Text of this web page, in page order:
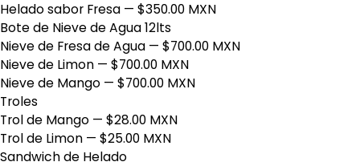
Helado sabor Fresa — $350.00 MXN
Bote de Nieve de Agua 12lts
Nieve de Fresa de Agua — $700.00 MXN
Nieve de Limon — $700.00 MXN
Nieve de Mango — $700.00 MXN
Troles
Trol de Mango — $28.00 MXN
Trol de Limon — $25.00 MXN
Sandwich de Helado